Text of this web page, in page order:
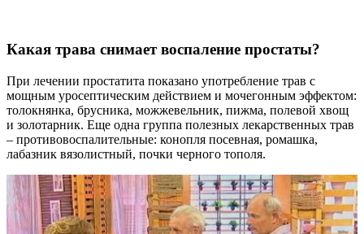
Какая трава снимает воспаление простаты?
При лечении простатита показано употребление трав с
мощным уросептическим действием и мочегонным эффектом:
толокнянка, брусника, можжевельник, пижма, полевой хвощ
и золотарник. Еще одна группа полезных лекарственных трав
– противовоспалительные: конопля посевная, ромашка,
лабазник вязолистный, почки черного тополя.